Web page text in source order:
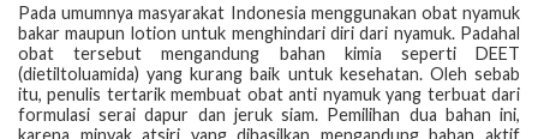
Pada umumnya masyarakat Indonesia menggunakan obat nyamuk
bakar maupun lotion untuk menghindari diri dari nyamuk. Padahal
obat tersebut mengandung bahan kimia seperti DEET
(dietiltoluamida) yang kurang baik untuk kesehatan. Oleh sebab
itu, penulis tertarik membuat obat anti nyamuk yang terbuat dari
formulasi serai dapur dan jeruk siam. Pemilihan dua bahan ini,
karena minyak atsiri yang dihasilkan mengandung bahan aktif